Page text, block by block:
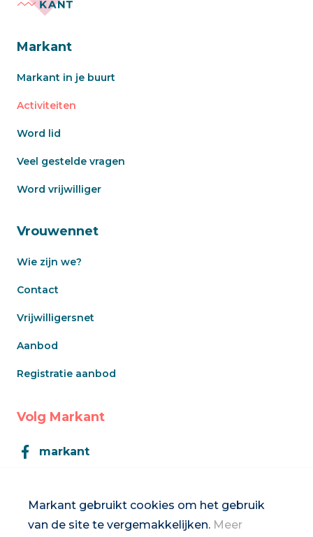
Markant gebruikt cookies om het gebruik
van de site te vergemakkelijken. Meer
Markant
Markant in je buurt
Activiteiten
Word lid
Veel gestelde vragen
Word vrijwilliger
Vrouwennet
Wie zijn we?
Contact
Vrijwilligersnet
Aanbod
Registratie aanbod
Volg Markant
markant
Inschrijven op de nieuwsbrief